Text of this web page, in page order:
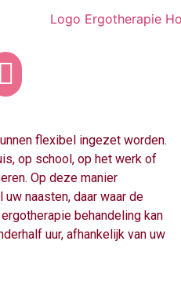
flexibel ingezet worden.
op school, op het werk of
Op deze manier
naasten, daar waar de
behandeling kan
uur, afhankelijk van uw